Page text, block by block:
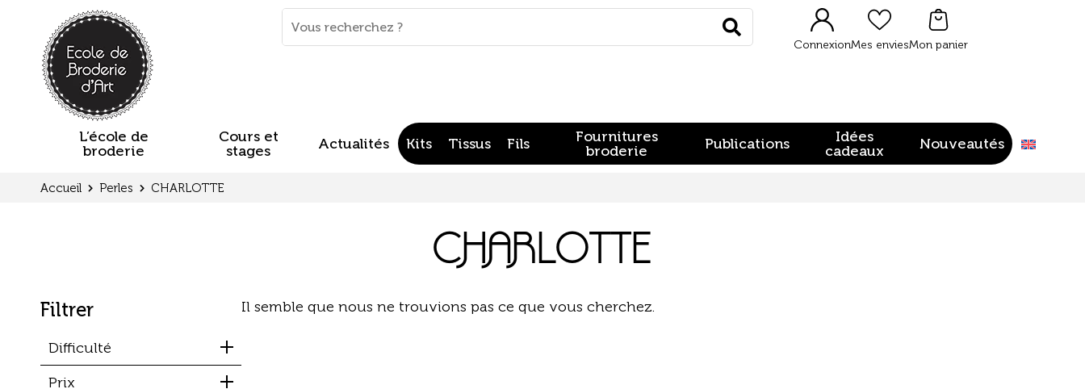
clés
Rechercher
ConnexionMes enviesMon panier
L’école de
broderie
Cours et
stages
Actualités Kits Tissus Fils
Fournitures
broderie
Publications
Idées
cadeaux
Nouveautés
Accueil Perles CHARLOTTE
CHARLOTTE
Filtrer
Difficulté
Prix
Il semble que nous ne trouvions pas ce que vous cherchez.
Panneau de gestion des cookies